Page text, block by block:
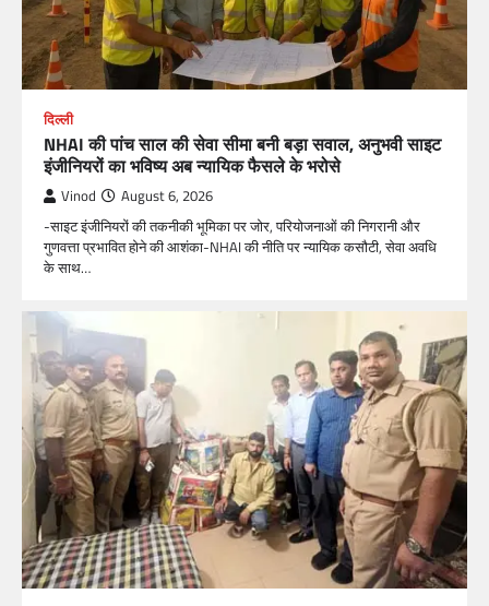
दिल्ली
NHAI की पांच साल की सेवा सीमा बनी बड़ा सवाल, अनुभवी साइट
इंजीनियरों का भविष्य अब न्यायिक फैसले के भरोसे
Vinod August 6, 2026
-साइट इंजीनियरों की तकनीकी भूमिका पर जोर, परियोजनाओं की निगरानी और
गुणवत्ता प्रभावित होने की आशंका-NHAI की नीति पर न्यायिक कसौटी, सेवा अवधि
के साथ…